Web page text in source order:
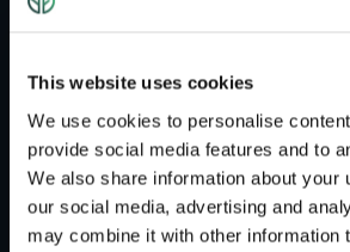
This website uses cookies
We use cookies to personalise
provide social media features and to
We also share information about your
our social media, advertising and
may combine it with other information
Mit Browser bezeichnet man ein
Webseiten im World Wide Web
verschiedenen Arten von
Daten. Der erste Webbrowser
WorldWideWeb, später Nexus,
Berners-Lee 1989 entwickelt. Zu
beliebtesten Browsern gehören